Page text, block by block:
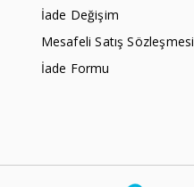
İade Değişim
Mesafeli Satış Sözleşmesi
İade Formu